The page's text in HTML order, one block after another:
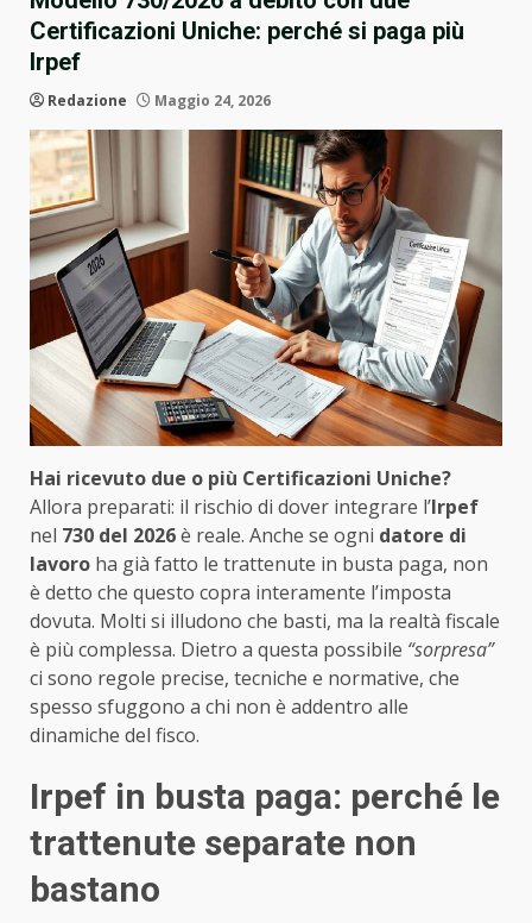
Certificazioni Uniche: perché si paga più
Irpef
Redazione Maggio 24, 2026
Hai ricevuto due o più Certificazioni Uniche?
Allora preparati: il rischio di dover integrare l’Irpef
nel 730 del 2026è reale. Anche se ogni datore di
lavoro ha già fatto le trattenute in busta paga, non
è detto che questo copra interamente l’imposta
dovuta. Molti si illudono che basti, ma la realtà fiscale
è più complessa. Dietro a questa possibile “sorpresa”
ci sono regole precise, tecniche e normative, che
spesso sfuggono a chi non è addentro alle
dinamiche del fisco.
Irpef in busta paga: perché le
trattenute separate non
bastano